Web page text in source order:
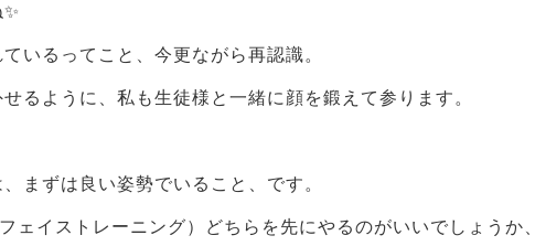
いるってこと、今更ながら再認識。
るように、私も生徒様と一緒に顔を鍛えて参ります。
まずは良い姿勢でいること、です。
ェイストレーニング）どちらを先にやるのがいいでしょうか、